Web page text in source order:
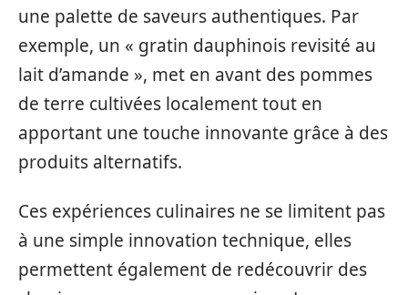
une palette de saveurs authentiques. Par
exemple, un « gratin dauphinois revisité au
lait d’amande », met en avant des pommes
de terre cultivées localement tout en
apportant une touche innovante grâce à des
produits alternatifs.
Ces expériences culinaires ne se limitent pas
à une simple innovation technique, elles
permettent également de redécouvrir des